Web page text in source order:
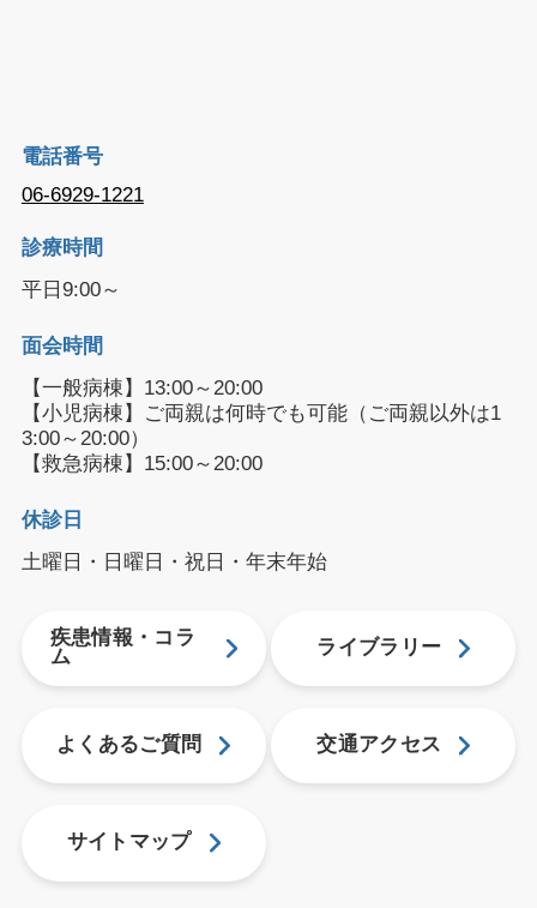
電話番号
06-6929-1221
診療時間
平日9:00～
面会時間
【一般病棟】13:00～20:00
【小児病棟】ご両親は何時でも可能（ご両親以外は1
3:00～20:00）
【救急病棟】15:00～20:00
休診日
土曜日・日曜日・祝日・年末年始
疾患情報・コラ
ム
ライブラリー
よくあるご質問 交通アクセス
サイトマップ